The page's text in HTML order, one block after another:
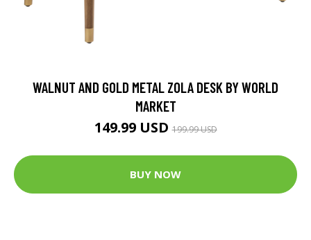
WALNUT AND GOLD METAL ZOLA DESK BY WORLD
MARKET
149.99 USD199.99 USD
BUY NOW